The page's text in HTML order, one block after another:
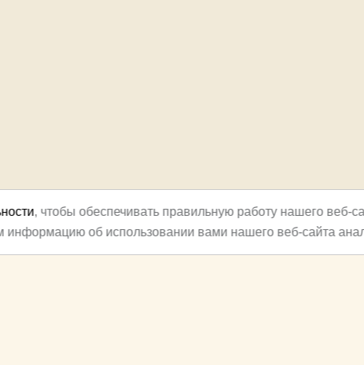
, чтобы обеспечивать правильную работу нашего веб-
об использовании вами нашего веб-сайта